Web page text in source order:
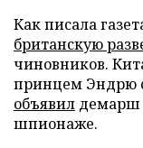
Как писала
британскую
чиновников.
принцем Эндрю
объявил демарш
шпионаже.